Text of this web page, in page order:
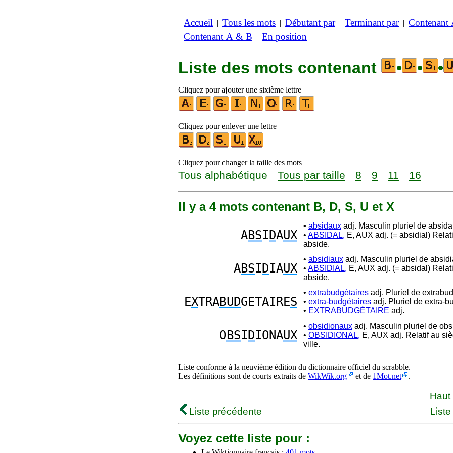
Accueil | Tous les mots | Débutant par| Terminant par| Contenant
Contenant A & B | En position
Liste des mots contenant • • •
Cliquez pour ajouter une sixième lettre
Cliquez pour enlever une lettre
Cliquez pour changer la taille des mots
Tous alphabétique Tous par taille 8 9 11 16
Il y a 4 mots contenant B, D, S, U et X
ABSI DAUX
• absidaux adj. Masculin pluriel de
• ABSIDAL, E, AUX adj. (= absidial)
abside.
ABSI DIAUX
• absidiaux adj. Masculin pluriel de
• ABSIDIAL, E, AUX adj. (= absidal)
abside.
EXTRABUDGETAIRES
• extrabudgétaires adj. Pluriel de
• extra-budgétaires adj. Pluriel de extra-
• EXTRABUDGÉTAIRE adj.
OBSI DIONAUX
• obsidionaux adj. Masculin pluriel de
• OBSIDIONAL, E, AUX adj. Relatif au
ville.
Liste conforme à la neuvième édition du dictionnaire officiel du scrabble.
Les définitions sont de courts extraits de WikWik.org et de 1Mot.net .
Haut
Liste précédente
Voyez cette liste pour :